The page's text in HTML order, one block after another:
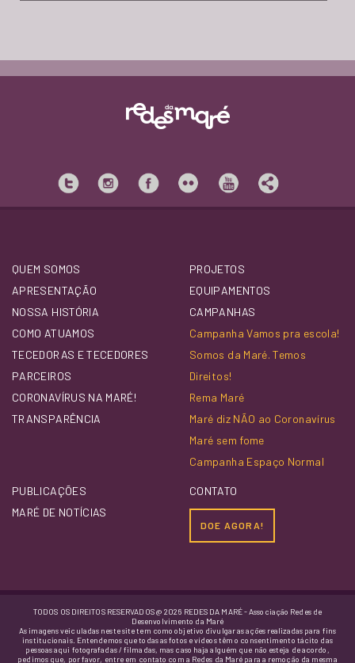
QUEM SOMOS
APRESENTAÇÃO
NOSSA HISTÓRIA
COMO ATUAMOS
TECEDORAS E TECEDORES
PARCEIROS
CORONAVÍRUS NA MARÉ!
TRANSPARÊNCIA
PROJETOS
EQUIPAMENTOS
CAMPANHAS
Campanha Vamos pra escola!
Somos da Maré. Temos
Direitos!
Rema Maré
Maré diz NÃO ao Coronavírus
Maré sem fome
Campanha Espaço Normal
PUBLICAÇÕES
MARÉ DE NOTÍCIAS
CONTATO
DOE AGORA!
TODOS OS DIREITOS RESERVADOS @ 2026 REDES DA MARÉ - Associação Redes de
Desenvolvimento da Maré
As imagens veiculadas neste site tem como objetivo divulgar as ações realizadas para fins
institucionais. Entendemos que todas as fotos e vídeos têm o consentimento tácito das
pessoas aqui fotografadas / filmadas, mas caso haja alguém que não esteja de acordo,
pedimos que, por favor, entre em contato com a Redes da Maré para a remoção da mesma